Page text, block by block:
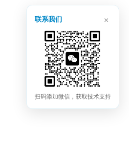
联系我们 ×
扫码添加微信，获取技术支持